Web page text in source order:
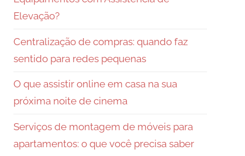
Elevação?
Centralização de compras: quando faz
sentido para redes pequenas
O que assistir online em casa na sua
próxima noite de cinema
Serviços de montagem de móveis para
apartamentos: o que você precisa saber